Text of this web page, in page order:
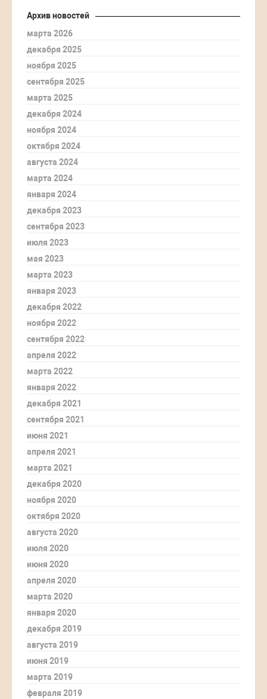
Архив новостей
марта 2026
декабря 2025
ноября 2025
сентября 2025
марта 2025
декабря 2024
ноября 2024
октября 2024
августа 2024
марта 2024
января 2024
декабря 2023
сентября 2023
июля 2023
мая 2023
марта 2023
января 2023
декабря 2022
ноября 2022
сентября 2022
апреля 2022
марта 2022
января 2022
декабря 2021
сентября 2021
июня 2021
апреля 2021
марта 2021
декабря 2020
ноября 2020
октября 2020
августа 2020
июля 2020
июня 2020
апреля 2020
марта 2020
января 2020
декабря 2019
августа 2019
июня 2019
марта 2019
февраля 2019